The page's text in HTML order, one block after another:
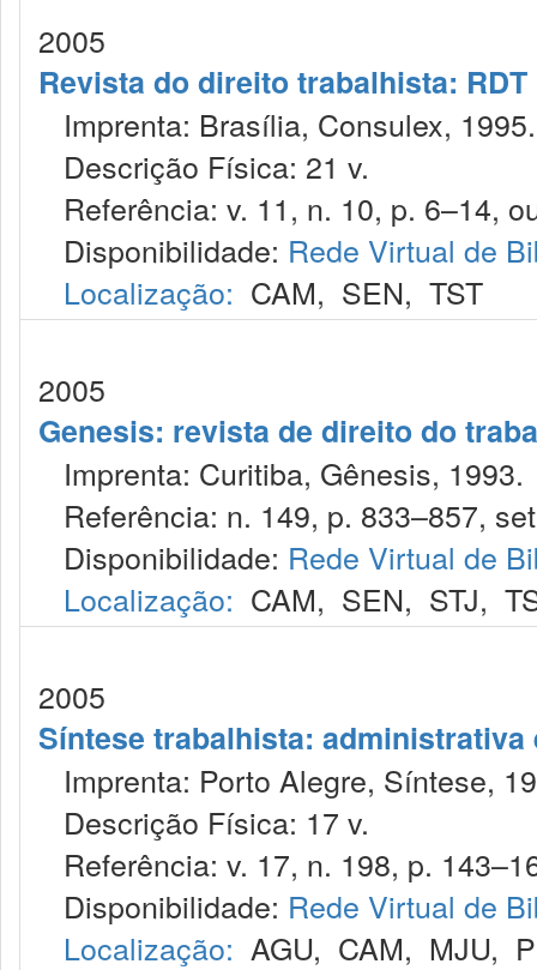
2005
Revista do direito trabalhista: RDT
Imprenta: Brasília, Consulex, 1995.
Descrição Física: 21 v.
Referência: v. 11, n. 10, p. 6–14,
Disponibilidade: Rede Virtual de
Localização: CAM, SEN, TST
2005
Genesis: revista de direito do
Imprenta: Curitiba, Gênesis, 1993.
Referência: n. 149, p. 833–857,
Disponibilidade: Rede Virtual de
Localização: CAM, SEN, STJ,
2005
Síntese trabalhista:
Imprenta: Porto Alegre, Síntese,
Descrição Física: 17 v.
Referência: v. 17, n. 198, p.
Disponibilidade: Rede Virtual de
Localização: AGU, CAM, MJU,